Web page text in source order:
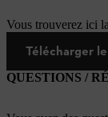
Vous trouverez ici
Télécharger
QUESTIONS /